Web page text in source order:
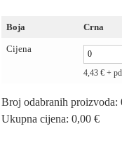
Boja Crna
Cijena
4,43 € +
Broj odabranih proizvoda:
Ukupna cijena: 0,00 €